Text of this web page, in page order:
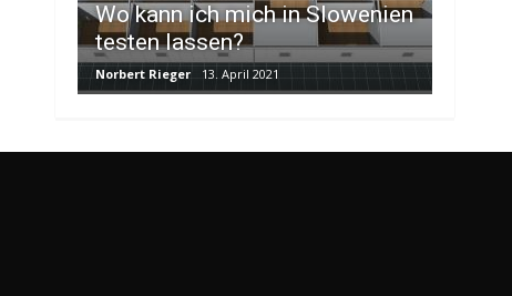
Wo kann ich mich in Slowenien
testen lassen?
Norbert Rieger 13. April 2021